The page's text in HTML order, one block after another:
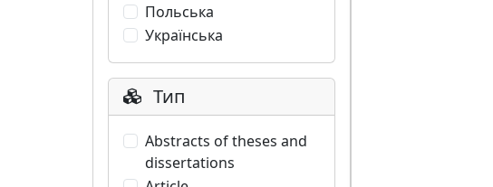
Польська
Українська
Тип
Abstracts of theses and
dissertations